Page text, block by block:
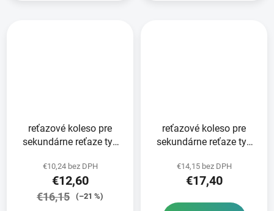
reťazové koleso pre
sekundárne reťaze typ
€10,24 bez DPH
€12,60
€16,15 (–21 %)
reťazové koleso pre
sekundárne reťaze typ
zubov
€14,15 bez DPH
€17,40